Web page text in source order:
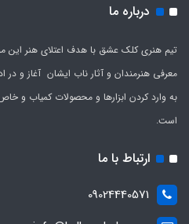
درباره ما
معرفی هنرمندان و آثار ناب ایشان آغاز و در
به وارد کردن ابزارها و محصولات کمیاب و
است.
ارتباط با ما
09024440571